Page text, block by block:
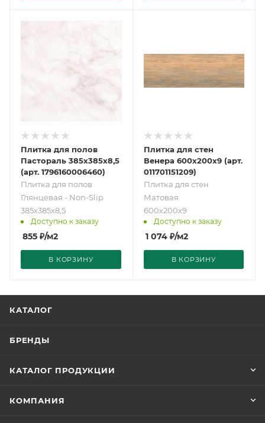
Плитка для полов
Пастораль 385х385х8,5
(арт. 1796160006460)
Плитка для полов
Глянцевая - Non-Slip
385х385х8,5
Доступно к заказу
855 ₽/м2
В КОРЗИНУ
Плитка для стен
Венера 600х200х9 (арт.
011701151209)
Плитка для стен
Матовая
600х200х9
Доступно к заказу
1 074₽/м2
В КОРЗИНУ
КАТАЛОГ
БРЕНДЫ
КАТАЛОГ ПРОДУКЦИИ
КОМПАНИЯ